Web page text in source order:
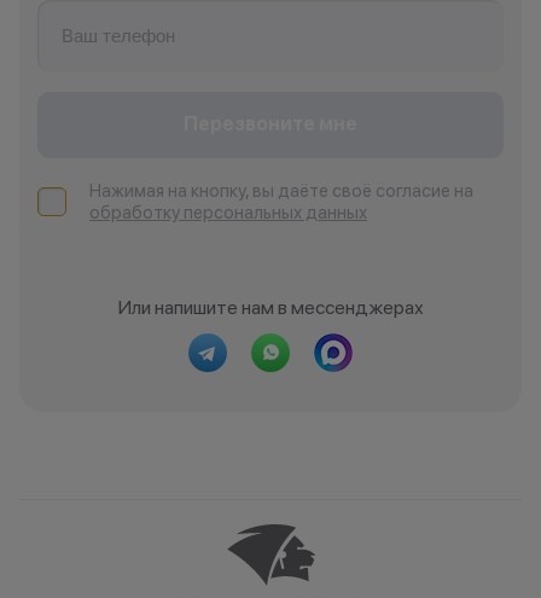
Нажимая на кнопку, вы даёте своё согласие на
обработку персональных данных
Или напишите нам в мессенджерах